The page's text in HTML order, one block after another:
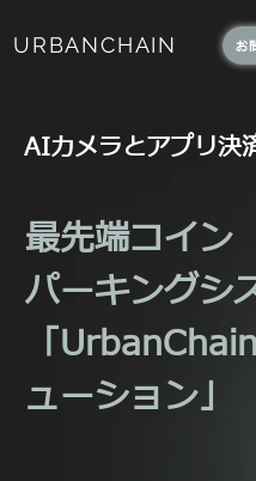
URBANCHAIN お
AIカメラとアプリ決
最先端コイン
パーキングシ
「
ューション」